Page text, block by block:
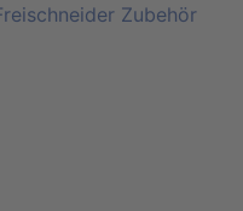
Zubehör